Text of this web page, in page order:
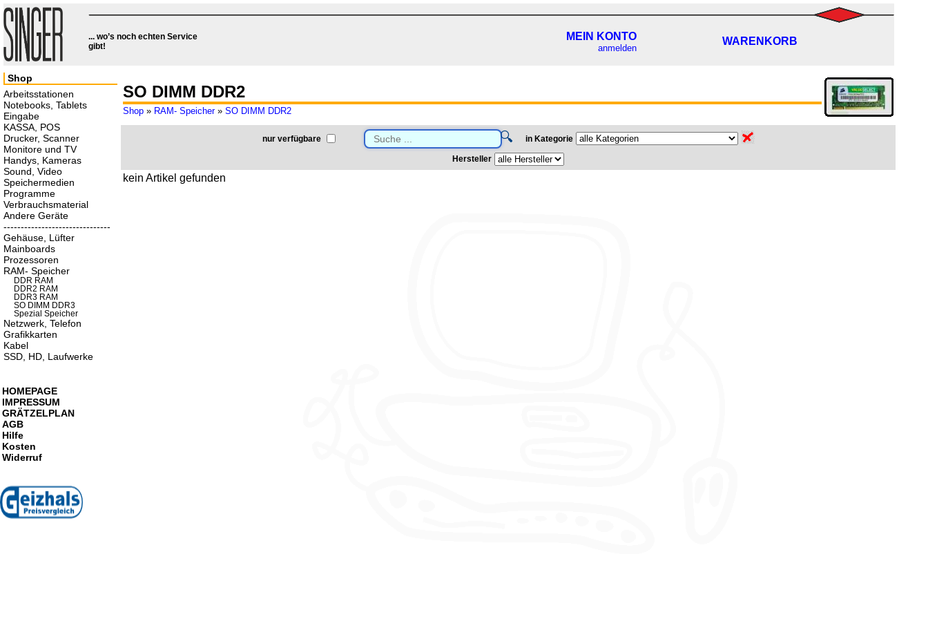
... wo’s noch echten Service
gibt!
MEIN KONTO
anmelden
WARENKORB
SO DIMM DDR2
Shop » RAM- Speicher» SO DIMM DDR2
nur verfügbare 🔍 in Kategorie
Hersteller
kein Artikel gefunden
Shop
Arbeitsstationen
Notebooks, Tablets
Eingabe
KASSA, POS
Drucker, Scanner
Monitore und TV
Handys, Kameras
Sound, Video
Speichermedien
Programme
Verbrauchsmaterial
Andere Geräte
-------------------------------
Gehäuse, Lüfter
Mainboards
Prozessoren
RAM- Speicher
DDR RAM
DDR2 RAM
DDR3 RAM
SO DIMM DDR3
Spezial Speicher
Netzwerk, Telefon
Grafikkarten
Kabel
SSD, HD, Laufwerke
HOMEPAGE
IMPRESSUM
GRÄTZELPLAN
AGB
Hilfe
Kosten
Widerruf